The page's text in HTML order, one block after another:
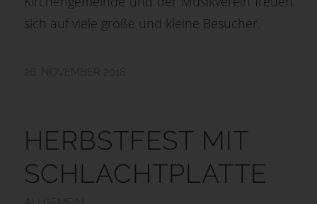
sich auf viele große und kleine Besucher.
26. NOVEMBER 2018
HERBSTFEST MIT
SCHLACHTPLATTE